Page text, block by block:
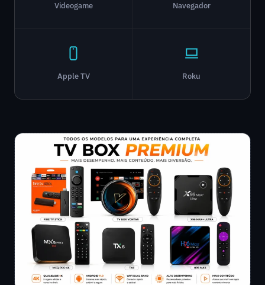
Videogame Navegador
Apple TV Roku